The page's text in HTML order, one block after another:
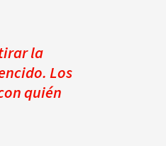
la
Los
quién